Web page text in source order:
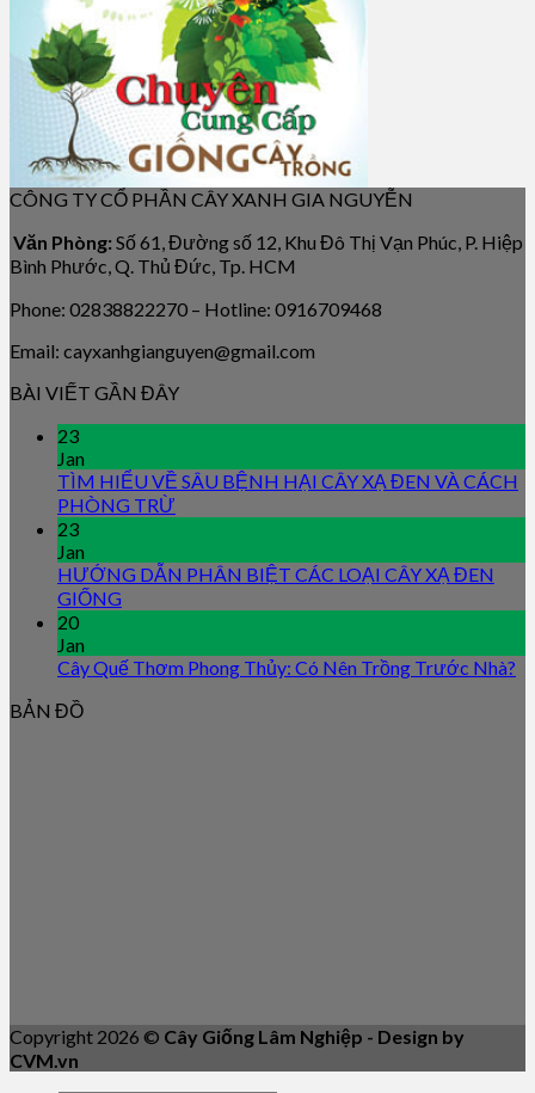
CÔNG TY CỔ PHẦN CÂY XANH GIA NGUYỄN
Văn Phòng: Số 61, Đường số 12, Khu Đô Thị Vạn Phúc, P. Hiệp
Bình Phước, Q. Thủ Đức, Tp. HCM
Phone: 02838822270 – Hotline: 0916709468
Email: cayxanhgianguyen@gmail.com
BÀI VIẾT GẦN ĐÂY
23
Jan
TÌM HIỂU VỀ SÂU BỆNH HẠI CÂY XẠ ĐEN VÀ CÁCH
PHÒNG TRỪ
23
Jan
HƯỚNG DẪN PHÂN BIỆT CÁC LOẠI CÂY XẠ ĐEN
GIỐNG
20
Jan
Cây Quế Thơm Phong Thủy: Có Nên Trồng Trước Nhà?
BẢN ĐỒ
Copyright 2026 © Cây Giống Lâm Nghiệp - Design by
CVM.vn